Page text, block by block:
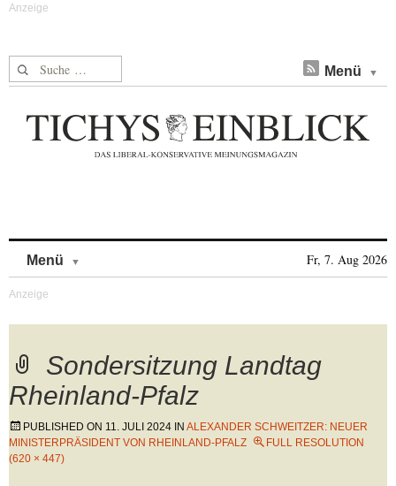
Suche nach: Menü
Menü Fr, 7. Aug 2026
Sondersitzung Landtag
Rheinland-Pfalz
PUBLISHED ON 11. JULI 2024 IN ALEXANDER SCHWEITZER: NEUER
MINISTERPRÄSIDENT VON RHEINLAND-PFALZ
FULL RESOLUTION
(620 × 447)